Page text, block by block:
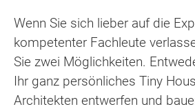
Wenn Sie sich lieber auf die
kompetenter Fachleute
Sie zwei Möglichkeiten.
Ihr ganz persönliches Tiny
Architekten entwerfen und